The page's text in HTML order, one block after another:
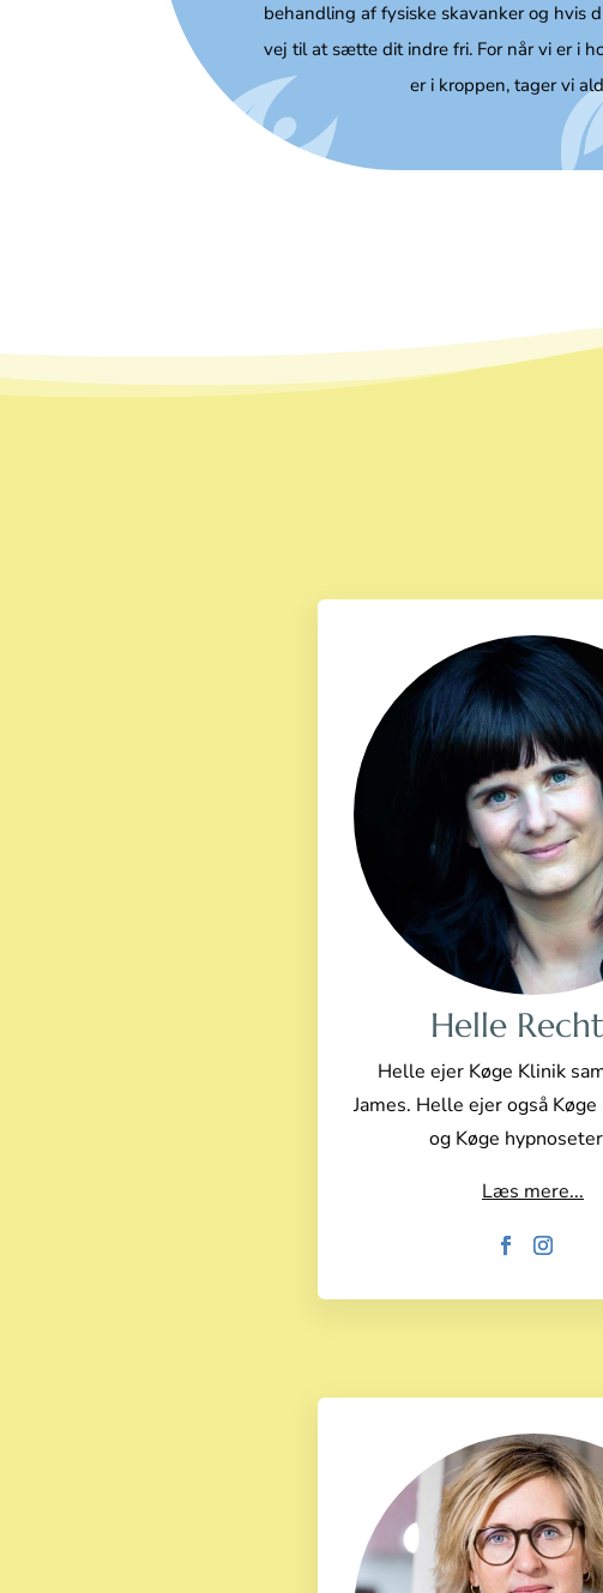
behandling af fysiske skavanker og hvis
vej til at sætte dit indre fri. For når vi er i
er i kroppen, tager vi
Helle
Helle ejer Køge Klinik
James. Helle ejer også
og Køge
Læs mere...